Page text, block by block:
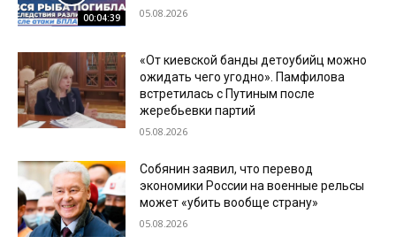
00:04:39 05.08.2026
«От киевской банды детоубийц можно
ожидать чего угодно». Памфилова
встретилась с Путиным после
жеребьевки партий
05.08.2026
Собянин заявил, что перевод
экономики России на военные рельсы
может «убить вообще страну»
05.08.2026